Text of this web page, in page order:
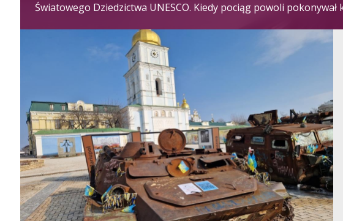
Światowego Dziedzictwa UNESCO. Kiedy pociąg powoli